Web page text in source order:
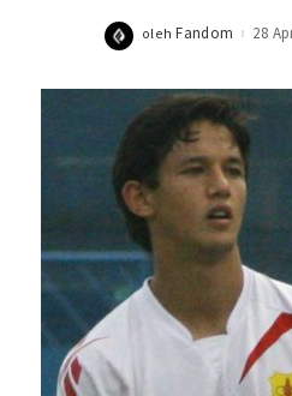
Posted
oleh Fandom 28